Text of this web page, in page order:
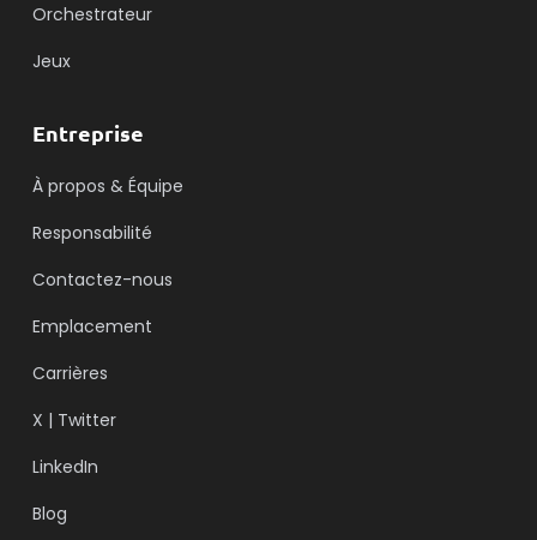
Orchestrateur
Jeux
Entreprise
À propos & Équipe
Responsabilité
Contactez-nous
Emplacement
Carrières
X | Twitter
LinkedIn
Blog